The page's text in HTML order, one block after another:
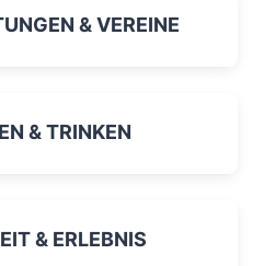
& VEREINE
& TRINKEN
& ERLEBNIS